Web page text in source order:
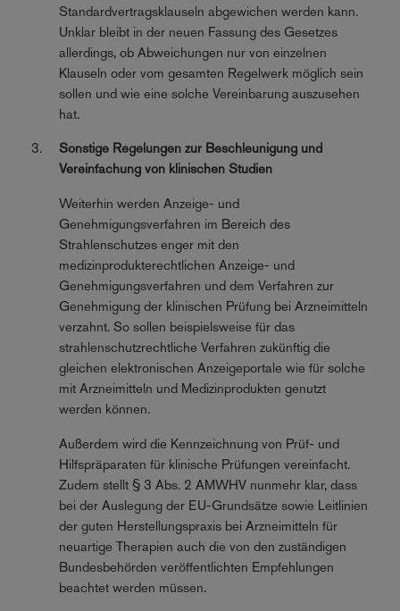
Standardvertragsklauseln abgewichen werden kann.
Unklar bleibt in der neuen Fassung des Gesetzes
allerdings, ob Abweichungen nur von einzelnen
Klauseln oder vom gesamten Regelwerk möglich sein
sollen und wie eine solche Vereinbarung auszusehen
hat.
Sonstige Regelungen zur Beschleunigung und
Vereinfachung von klinischen Studien
Weiterhin werden Anzeige- und
Genehmigungsverfahren im Bereich des
Strahlenschutzes enger mit den
medizinprodukterechtlichen Anzeige- und
Genehmigungsverfahren und dem Verfahren zur
Genehmigung der klinischen Prüfung bei Arzneimitteln
verzahnt. So sollen beispielsweise für das
strahlenschutzrechtliche Verfahren zukünftig die
gleichen elektronischen Anzeigeportale wie für solche
mit Arzneimitteln und Medizinprodukten genutzt
werden können.
Außerdem wird die Kennzeichnung von Prüf- und
Hilfspräparaten für klinische Prüfungen vereinfacht.
Zudem stellt § 3 Abs. 2 AMWHV nunmehr klar, dass
bei der Auslegung der EU-Grundsätze sowie Leitlinien
der guten Herstellungspraxis bei Arzneimitteln für
neuartige Therapien auch die von den zuständigen
Bundesbehörden veröffentlichten Empfehlungen
beachtet werden müssen.